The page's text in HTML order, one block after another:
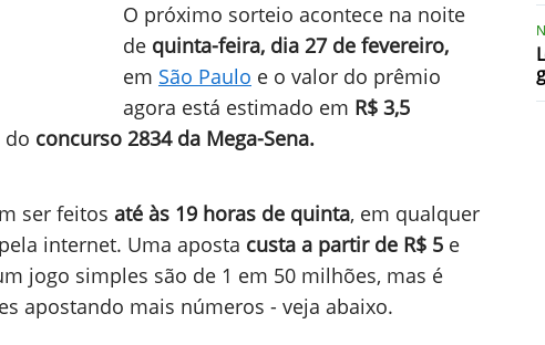
O próximo sorteio acontece na noite
de quinta-feira, dia 27 de fevereiro,
em São Paulo e o valor do prêmio
agora está estimado em R$ 3,5
do concurso 2834 da Mega-Sena.
ser feitos até às 19 horas de quinta, em qualquer
internet. Uma aposta custa a partir de R$ 5 e
jogo simples são de 1 em 50 milhões, mas é
apostando mais números - veja abaixo.